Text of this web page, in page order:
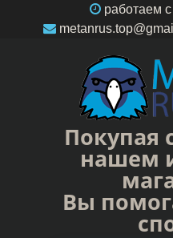
работаем
Покупая
нашем
Вы